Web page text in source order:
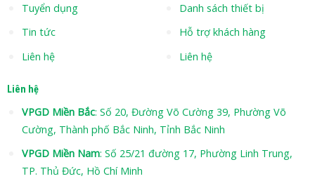
Tuyển dụng
Tin tức
Liên hệ
Danh sách thiết bị
Hỗ trợ khách hàng
Liên hệ
Liên hệ
VPGD Miền Bắc: Số 20, Đường Võ Cường 39, Phường Võ
Cường, Thành phố Bắc Ninh, Tỉnh Bắc Ninh
VPGD Miền Nam: Số 25/21 đường 17, Phường Linh Trung,
TP. Thủ Đức, Hồ Chí Minh